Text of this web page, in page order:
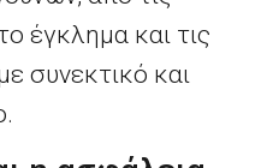
έγκλημα και τις
συνεκτικό και